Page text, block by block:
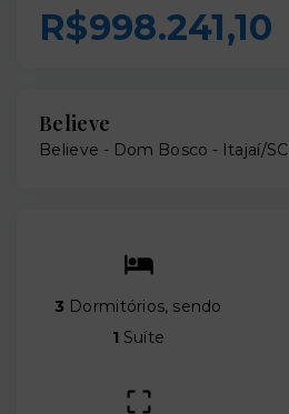
R$998.241,10
Believe
Believe - Dom Bosco - Itajaí/SC
3 Dormitórios, sendo
1 Suíte